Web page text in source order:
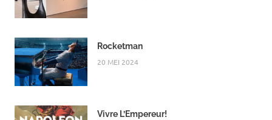
Rocketman
20 MEI 2024
Vivre L’Empereur!